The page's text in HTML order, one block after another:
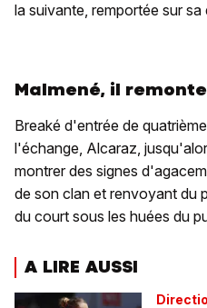
la suivante, remportée sur sa
Malmené, il
Breaké d'entrée de
l'échange, Alcaraz,
montrer des signes
de son clan et renvoyant du
du court sous les huées du
A LIRE AUSSI